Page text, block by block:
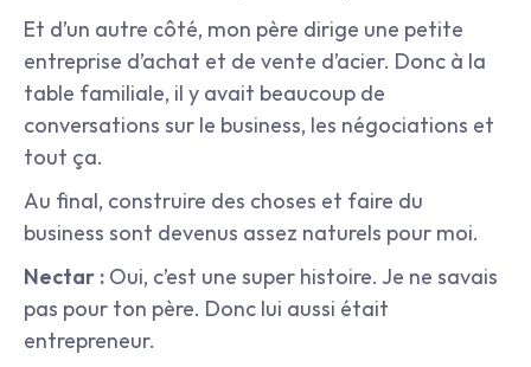
Et d’un autre côté, mon père dirige une petite
entreprise d’achat et de vente d’acier. Donc à la
table familiale, il y avait beaucoup de
conversations sur le business, les négociations et
tout ça.
Au final, construire des choses et faire du
business sont devenus assez naturels pour moi.
Nectar : Oui, c’est une super histoire. Je ne savais
pas pour ton père. Donc lui aussi était
entrepreneur.